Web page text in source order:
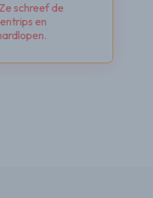
schreef de
en